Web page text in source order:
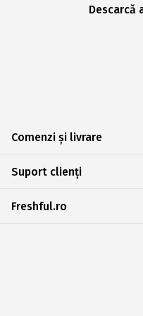
Descarcă
Comenzi și livrare
Suport clienți
Freshful.ro